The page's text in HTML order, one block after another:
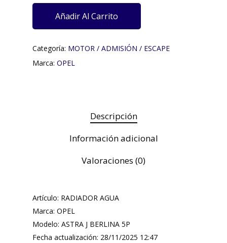
Añadir Al Carrito
Categoría: MOTOR / ADMISIÓN / ESCAPE
Marca: OPEL
Descripción
Información adicional
Valoraciones (0)
Artículo: RADIADOR AGUA
Marca: OPEL
Modelo: ASTRA J BERLINA 5P
Fecha actualización: 28/11/2025 12:47